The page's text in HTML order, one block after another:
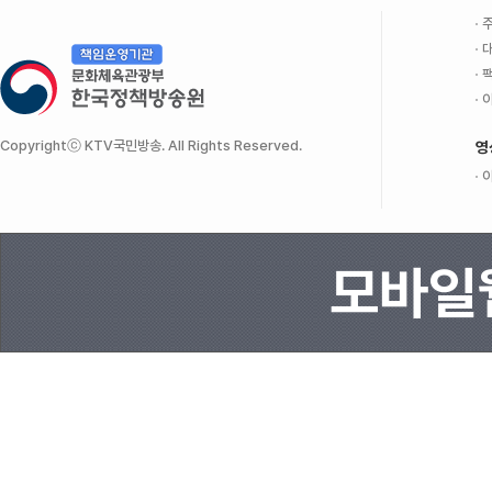
Copyrightⓒ KTV국민방송. All Rights Reserved. 영
모바